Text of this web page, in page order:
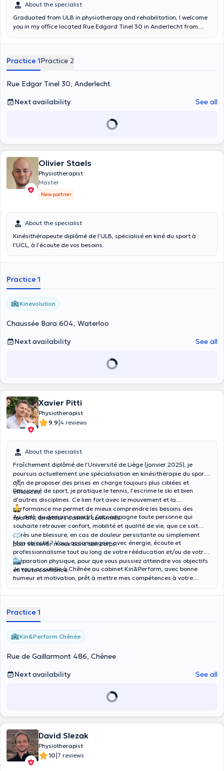
About the specialist
Graduated from ULB in physiotherapy and rehabilitation, I welcome
you in my office located Rue Edgard Tinel 30 in Anderlecht from
patients ranging from infants to the elderly, I actively continue to
for all types of conditions such as general and sports orthopedic,
respiratory, pediatric, neurological, cardiovascular rehabilitation as
well as lymphatic drainage.
Practice 1Practice 2
Rue Edgar Tinel 30, Anderlecht
Next availability
See all
Olivier Staels
Physiotherapist
Master
New partner
About the specialist
Kinésithérapeute diplômé de l’ULB, spécialisé en kiné du sport à
l’UCL, à l’écoute de vos besoins.
Practice 1
Kinevolution
Chaussée Bara 604, Waterloo
Next availability
See all
Xavier Pitti
Physiotherapist
9.9|4 reviews
About the specialist
Fraîchement diplômé de l’Université de Liège (janvier 2025), je
poursuis actuellement une spécialisation en kinésithérapie du sport
afin de proposer des prises en charge toujours plus ciblées et
efficaces.
Passionné de sport, je pratique le tennis, l’escrime le ski et bien
d’autres disciplines. Ce lien fort avec le mouvement et la
performance me permet de mieux comprendre les besoins des
sportifs, amateurs comme confirmés.
Au-delà du domaine sportif, j’accompagne toute personne qui
souhaite retrouver confort, mobilité et qualité de vie, que ce soit
après une blessure, en cas de douleur persistante ou simplement
pour se sentir mieux dans son corps.
Mon objectif ? Vous accompagner avec énergie, écoute et
professionnalisme tout au long de votre rééducation et/ou de votre
préparation physique, pour que vous puissiez atteindre vos objectifs
en toute confiance.
Je vous accueille à Chênée au cabinet Kin&Perform, avec bonne
humeur et motivation, prêt à mettre mes compétences à votre
Practice 1
Kin&Perform Chênée
Rue de Gaillarmont 486, Chênee
Next availability
See all
David Slezak
Physiotherapist
10|7 reviews